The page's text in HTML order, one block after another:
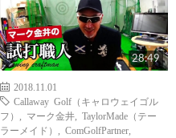
28:49
2018.11.01
Callaway Golf（キャロウェイゴル
フ）
マーク金井
TaylorMade（テー
ラーメイド）
ComGolfPartner